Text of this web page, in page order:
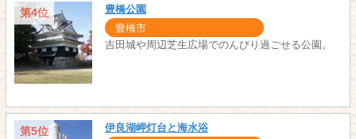
第4位 豊橋公園
豊橋市
吉田城や周辺芝生広場でのんびり過ごせる公園。
第5位 伊良湖岬灯台と海水浴